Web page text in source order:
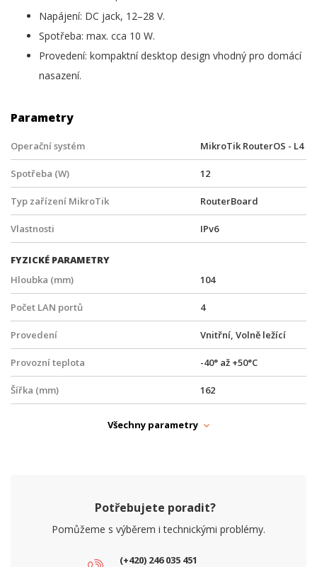
Napájení: DC jack, 12–28 V.
Spotřeba: max. cca 10 W.
Provedení: kompaktní desktop design vhodný pro domácí
nasazení.
Parametry
Operační systém MikroTik RouterOS - L4
Spotřeba (W) 12
Typ zařízení MikroTik RouterBoard
Vlastnosti IPv6
FYZICKÉ PARAMETRY
Hloubka (mm)
104
Počet LAN portů 4
Provedení Vnitřní, Volně ležící
Provozní teplota -40° až +50°C
Šířka (mm) 162
MIMO (5 GHz) 2x2
Všechny parametry
Potřebujete poradit?
Pomůžeme s výběrem i technickými problémy.
(+420) 246 035 451